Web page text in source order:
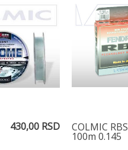
430,00 RSD COLMIC RBS
100m 0.145